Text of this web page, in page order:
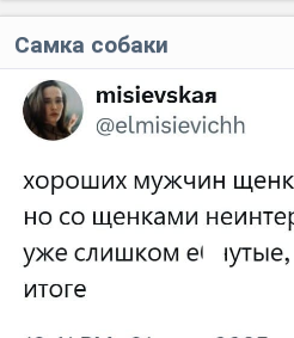
Самка собаки